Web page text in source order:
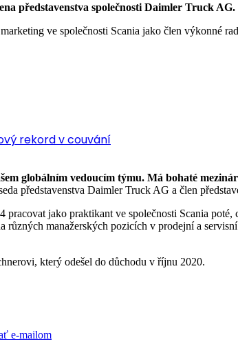
představenstva společnosti Daimler Truck
ve společnosti Scania jako člen výkonné
rekord v couvání
globálním vedoucím týmu. Má bohaté
představenstva Daimler Truck AG a člen
pracovat jako praktikant ve společnosti Scania
manažerských pozicích v prodejní a
který odešel do důchodu v říjnu 2020.
e-mailom